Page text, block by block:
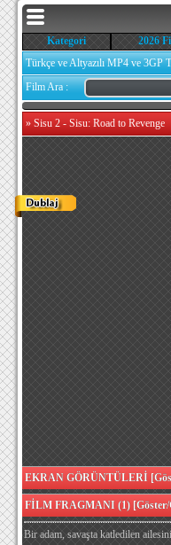
Kategori 2026
Türkçe ve Altyazılı MP4 ve 3GP
Film Ara :
» Sisu 2 - Sisu: Road to Revenge
EKRAN GÖRÜNTÜLERİ
FİLM FRAGMANI (1) [Göster/
Bir adam, savaşta katledilen